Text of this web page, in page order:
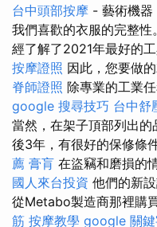
台中頭部按摩 - 藝術機器
我們喜歡的衣服的完整性
經了解了2021年最好的
按摩證照 因此，您要做
脊師證照 除專業的工業
google 搜尋技巧 台中舒
當然，在架子頂部列出
後3年，有很好的保修條
薦 膏肓 在盜竊和磨損的
國人來台投資 他們的新
從Metabo製造商那裡購
筋 按摩教學 google 關